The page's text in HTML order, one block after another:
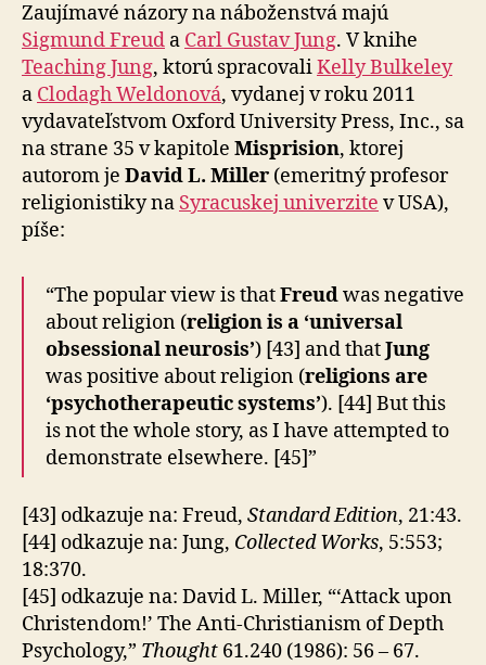
Zaujímavé názory na náboženstvá majú
Sigmund Freud a Carl Gustav Jung. V knihe
Teaching Jung, ktorú spracovaliKelly Bulkeley
a Clodagh Weldonová, vydanej v roku 2011
vydavateľstvom Oxford University Press, Inc., sa
na strane 35 v kapitole Misprision, ktorej
autorom je David L. Miller (emeritný profesor
religionistiky na Syracuskej univerzite v USA),
píše:
“The popular view is thatFreudwas negative
about religion (religion is a ‘universal
obsessional neurosis’) [43] and thatJung
was positive about religion (religions are
‘psychotherapeutic systems’). [44] But this
is not the whole story, as I have attempted to
demonstrate elsewhere. [45]”
[43] odkazuje na: Freud, Standard Edition, 21:43.
[44] odkazuje na: Jung, Collected Works, 5:553;
18:370.
[45] odkazuje na: David L. Miller, “‘Attack upon
Christendom!’ The Anti-Christianism of Depth
Psychology,” Thought 61.240 (1986): 56 – 67.